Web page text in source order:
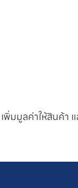
มูลค่าให้สินค้า แ